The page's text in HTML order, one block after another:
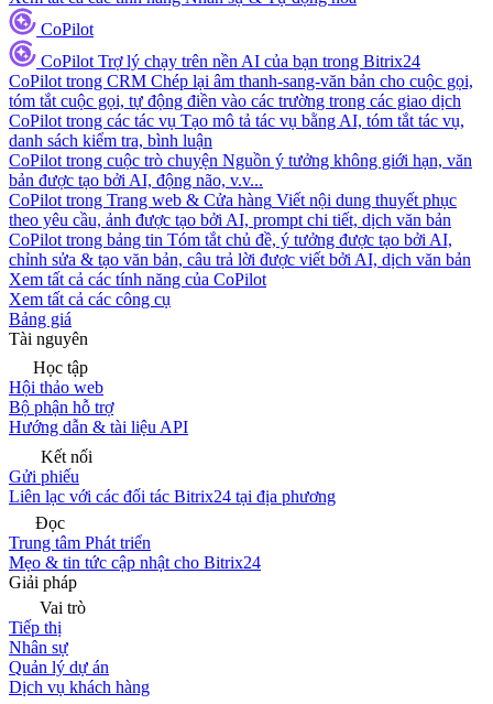
CoPilot
CoPilot Trợ lý chạy trên nền AI của bạn trong Bitrix24
CoPilot trong CRM Chép lại âm thanh-sang-văn bản cho cuộc gọi,
tóm tắt cuộc gọi, tự động điền vào các trường trong các giao dịch
CoPilot trong các tác vụ Tạo mô tả tác vụ bằng AI, tóm tắt tác vụ,
danh sách kiểm tra, bình luận
CoPilot trong cuộc trò chuyện Nguồn ý tưởng không giới hạn, văn
bản được tạo bởi AI, động não, v.v...
CoPilot trong Trang web & Cửa hàng Viết nội dung thuyết phục
theo yêu cầu, ảnh được tạo bởi AI, prompt chi tiết, dịch văn bản
CoPilot trong bảng tin Tóm tắt chủ đề, ý tưởng được tạo bởi AI,
chỉnh sửa & tạo văn bản, câu trả lời được viết bởi AI, dịch văn bản
Xem tất cả các tính năng của CoPilot
Xem tất cả các công cụ
Bảng giá
Tài nguyên
Học tập
Hội thảo web
Bộ phận hỗ trợ
Hướng dẫn & tài liệu API
Kết nối
Gửi phiếu
Liên lạc với các đối tác Bitrix24 tại địa phương
Đọc
Trung tâm Phát triển
Mẹo & tin tức cập nhật cho Bitrix24
Giải pháp
Vai trò
Tiếp thị
Nhân sự
Quản lý dự án
Dịch vụ khách hàng